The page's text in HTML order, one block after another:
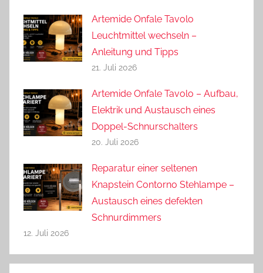
Artemide Onfale Tavolo
Leuchtmittel wechseln –
Anleitung und Tipps
21. Juli 2026
Artemide Onfale Tavolo – Aufbau,
Elektrik und Austausch eines
Doppel-Schnurschalters
20. Juli 2026
Reparatur einer seltenen
Knapstein Contorno Stehlampe –
Austausch eines defekten
Schnurdimmers
12. Juli 2026